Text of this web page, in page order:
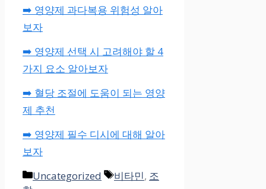
➡️ 영양제 과다복용 위험성 알아
보자
➡️ 영양제 선택 시 고려해야 할 4
가지 요소 알아보자
➡️ 혈당 조절에 도움이 되는 영양
제 추천
➡️ 영양제 필수 디시에 대해 알아
보자
카
Uncategorized
태
비타민, 조